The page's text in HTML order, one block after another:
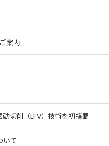
案内
切削（LFV）技術を初搭載
いて